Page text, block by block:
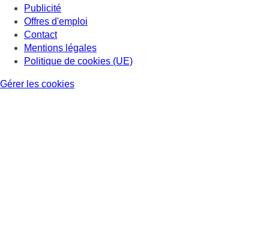
Publicité
Offres d'emploi
Contact
Mentions légales
Politique de cookies (UE)
Gérer les cookies